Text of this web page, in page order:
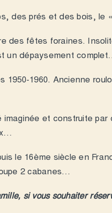
des prés et des bois, le
des fêtes foraines.
un dépaysement
1950-1960. Ancienne
imaginée et construite
le 16ème siècle en
2 cabanes…
si vous souhaiter